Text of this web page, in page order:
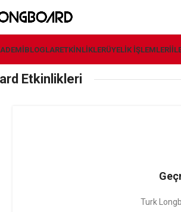
BLOGLARETKINLIKLERÜYELIK İŞLEMLERI
Etkinlikleri
Turk